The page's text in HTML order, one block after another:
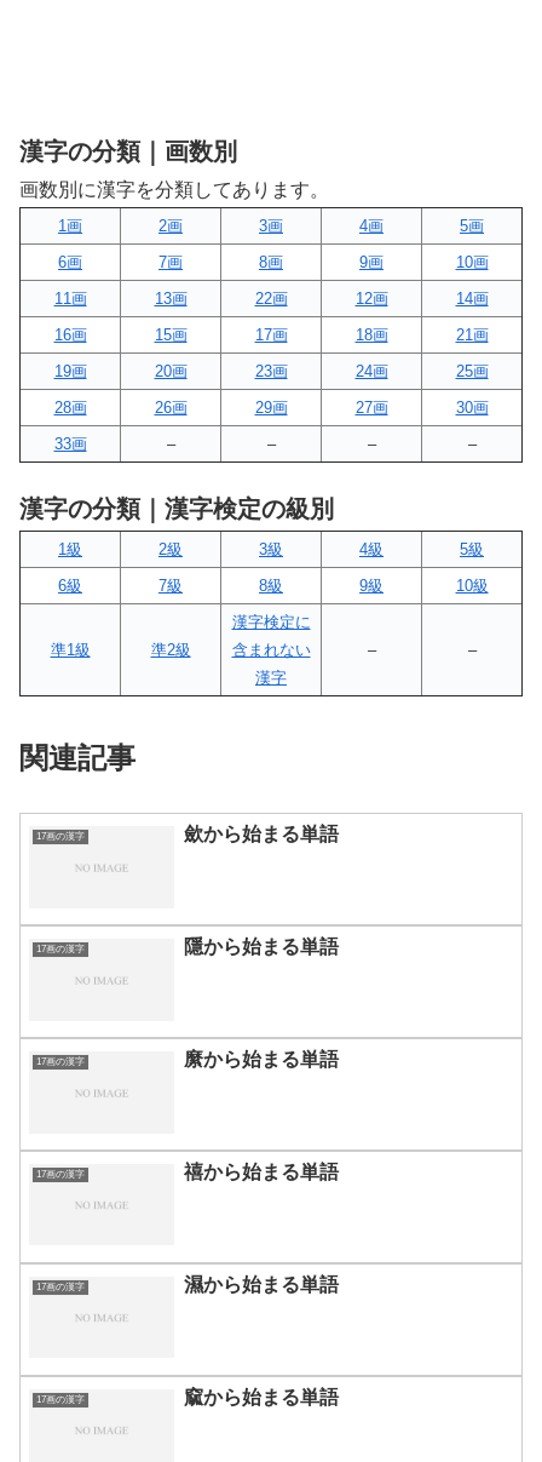
漢字の分類｜画数別
画数別に漢字を分類してあります。
1画 2画 3画 4画
5画
6画
7画 8画 9画
10画
11画
13画 22画 12画
14画
16画
15画 17画 18画
21画
19画
20画 23画 24画
25画
28画
26画 29画 27画
30画
33画
– – – –
漢字の分類｜漢字検定の級別
1級 2級 3級 4級
5級
6級
7級 8級 9級 10級
準1級 準2級
漢字検定に
含まれない
漢字
– –
関連記事
17画の漢字 歛から始まる単語
17画の漢字 隱から始まる単語
17画の漢字 縻から始まる単語
17画の漢字 禧から始まる単語
17画の漢字 濕から始まる単語
17画の漢字 窳から始まる単語